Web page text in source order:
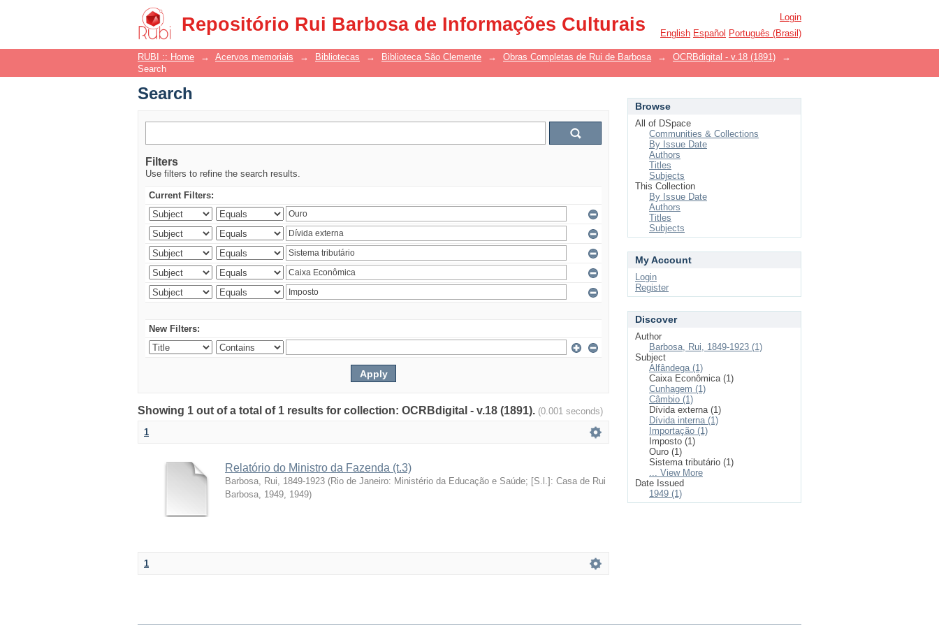
Repositório Rui Barbosa de Informações Culturais
Search
Login
English Español Português (Brasil)
RUBI :: Home → Acervos memoriais → Bibliotecas → Biblioteca São Clemente → Obras Completas de Rui de Barbosa → OCRBdigital - v.18 (1891)
→
Search
Search
Filters
Use filters to refine the search results.
Current Filters:
New Filters:
Showing 1 out of a total of 1 results for collection: OCRBdigital - v.18 (1891). (0.001 seconds)
1
Relatório do Ministro da Fazenda (t.3)
Barbosa, Rui, 1849-1923 (Rio de Janeiro: Ministério da Educação e Saúde; [S.l.]: Casa de Rui
Barbosa, 1949, 1949)
1
Browse
All of DSpace
Communities & Collections
By Issue Date
Authors
Titles
Subjects
This Collection
By Issue Date
Authors
Titles
Subjects
My Account
Login
Register
Discover
Author
Barbosa, Rui, 1849-1923 (1)
Subject
Alfândega (1)
Caixa Econômica (1)
Cunhagem (1)
Câmbio (1)
Dívida externa (1)
Dívida interna (1)
Importação (1)
Imposto (1)
Ouro (1)
Sistema tributário (1)
... View More
Date Issued
1949 (1)